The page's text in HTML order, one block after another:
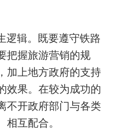
逻辑。既要遵守铁路
把握旅游营销的规
加上地方政府的支持
效果。在较为成功的
不开政府部门与各类
相互配合。